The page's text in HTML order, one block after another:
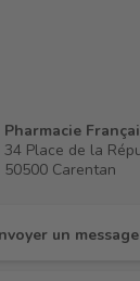
Pharmacie
34 Place de la
50500 Carentan
un message